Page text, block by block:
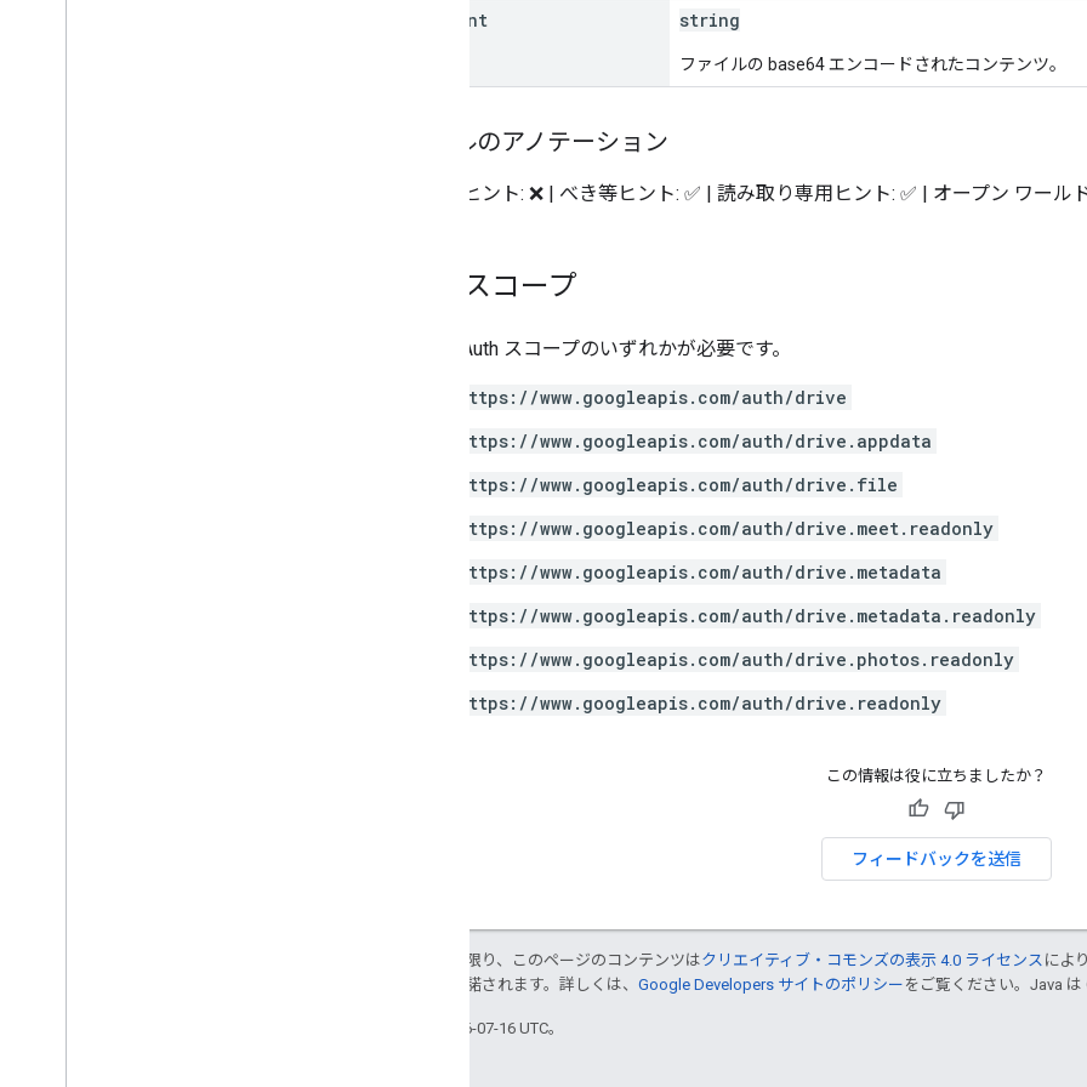
content string
ファイルの base64 エンコードされたコンテンツ。
ツールのアノテーション
破壊的ヒント: ❌ | べき等ヒント: ✅ | 読み取り専用ヒント: ✅ | オープン ワール
認可スコープ
次の OAuth スコープのいずれかが必要です。
https://www.googleapis.com/auth/drive
https://www.googleapis.com/auth/drive.appdata
https://www.googleapis.com/auth/drive.file
https://www.googleapis.com/auth/drive.meet.readonly
https://www.googleapis.com/auth/drive.metadata
https://www.googleapis.com/auth/drive.metadata.readonly
https://www.googleapis.com/auth/drive.photos.readonly
https://www.googleapis.com/auth/drive.readonly
この情報は役に立ちましたか？
フィードバックを送信
特に記載のない限り、このページのコンテンツはクリエイティブ・コモンズの表示 4.0 ライセンス によ
により使用許諾されます。詳しくは、 Google Developers サイトのポリシー をご覧ください。Java は
最終更新日 2026-07-16 UTC。